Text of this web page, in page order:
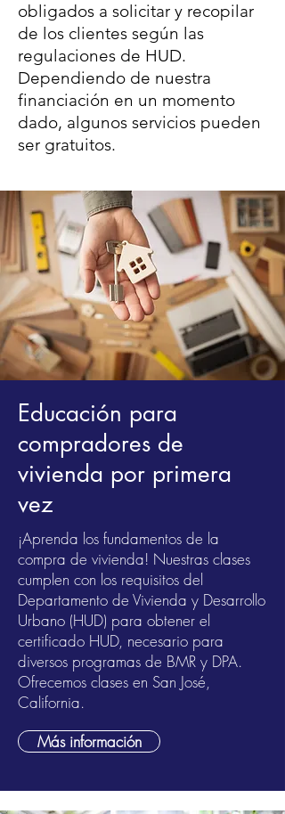
obligados a solicitar y recopilar
de los clientes según las
regulaciones de HUD.
Dependiendo de nuestra
financiación en un momento
dado, algunos servicios pueden
ser gratuitos.
Educación para
compradores de
vivienda por primera
vez
¡Aprenda los fundamentos de la
compra de vivienda! Nuestras clases
cumplen con los requisitos del
Departamento de Vivienda y Desarrollo
Urbano (HUD) para obtener el
certificado HUD, necesario para
diversos programas de BMR y DPA.
Ofrecemos clases en San José,
California.
Más información